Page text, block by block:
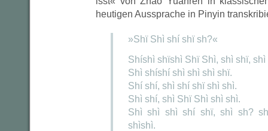
heutigen Aussprache in Pinyin
»Shï Shì shí shï sh?«
Shíshì shïshì Shï Shì, shì shï, shì
Shì shíshí shì shì shì shï.
Shí shí, shì shí shï shì shì.
Shì shí, shì Shï Shì shì shì.
Shì shì shì shí shï, shì sh?
shìshì.